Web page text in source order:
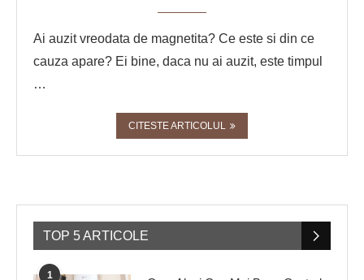
Ai auzit vreodata de magnetita? Ce este si din ce
cauza apare? Ei bine, daca nu ai auzit, este timpul
…
CITESTE ARTICOLUL
TOP 5 ARTICOLE
1